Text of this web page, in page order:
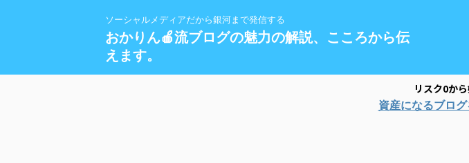
ソーシャルメディアだから銀河まで発信する
おかりん🍎流ブログの魅力の解説、こころから伝
えます。
リスク0か
資産になるブロ